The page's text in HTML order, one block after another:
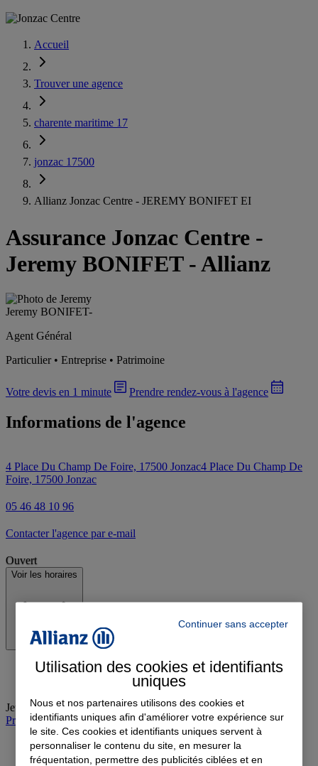
Accueil
Trouver une agence
charente maritime 17
jonzac 17500
Allianz Jonzac Centre - JEREMY BONIFET EI
Assurance Jonzac Centre -
Jeremy BONIFET - Allianz
Jeremy BONIFET-
Agent Général
Particulier • Entreprise • Patrimoine
Votre devis en 1 minute Prendre rendez-vous à l'agence
Informations de l'agence
4 Place Du Champ De Foire, 17500 Jonzac4 Place Du Champ De
Foire, 17500 Jonzac
05 46 48 10 96
Contacter l'agence par e-mail
Ouvert
Voir les horaires
Jeudi : 09:00-12:30, 14:00-18:00
Prendre rendez-vous à l'agence
Continuer sans accepter
Utilisation des cookies et identifiants
uniques
Nous et nos partenaires utilisons des cookies et
identifiants uniques afin d'améliorer votre expérience sur
le site. Ces cookies et identifiants uniques servent à
personnaliser le contenu du site, en mesurer la
fréquentation, permettre des publicités ciblées et en